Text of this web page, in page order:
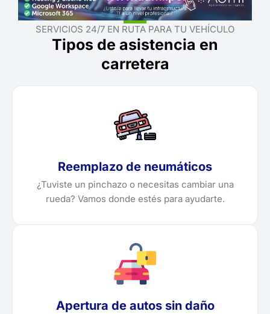
SERVICIOS 24/7 EN RUTA PARA TU VEHÍCULO
Tipos de asistencia en
carretera
Reemplazo de neumáticos
¿Tuviste un pinchazo o necesitas cambiar una
rueda? Vamos donde estés para ayudarte.
Apertura de autos sin daño